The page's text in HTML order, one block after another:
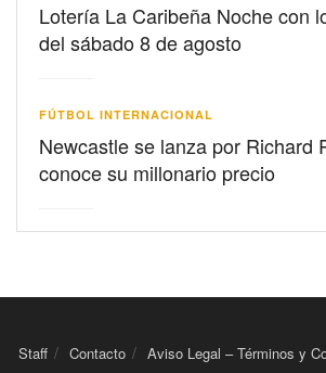
Lotería La Caribeña Noche con
del sábado 8 de agosto
FÚTBOL INTERNACIONAL
Newcastle se lanza por Richard
conoce su millonario precio
Staff Contacto Aviso Legal – Términos y